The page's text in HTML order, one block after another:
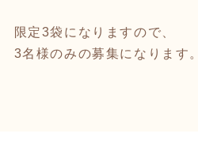
限定3袋になりますので、
3名様のみの募集になります。